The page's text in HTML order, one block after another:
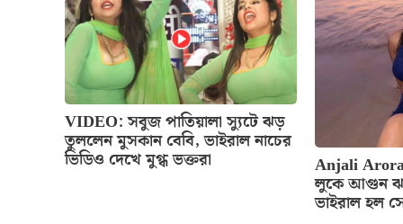
VIDEO: সবুজ পাতিয়ালা স্যুটে ঝড়
তুললেন মুসকান বেবি, ভাইরাল নাচের
ভিডিও দেখে মুগ্ধ ভক্তরা Anjali
লুকে আগুন
ভাইরাল হল